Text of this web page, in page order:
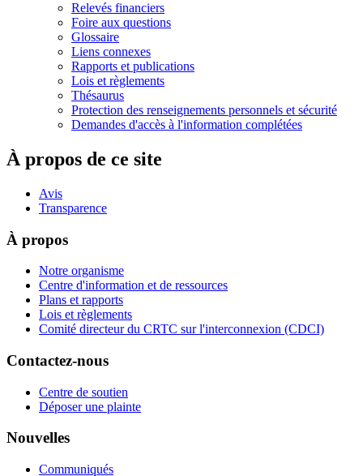
Relevés financiers
Foire aux questions
Glossaire
Liens connexes
Rapports et publications
Lois et règlements
Thésaurus
Protection des renseignements personnels et sécurité
Demandes d'accès à l'information complétées
À propos de ce site
Avis
Transparence
À propos
Notre organisme
Centre d'information et de ressources
Plans et rapports
Lois et règlements
Comité directeur du CRTC sur l'interconnexion (CDCI)
Contactez-nous
Centre de soutien
Déposer une plainte
Nouvelles
Communiqués